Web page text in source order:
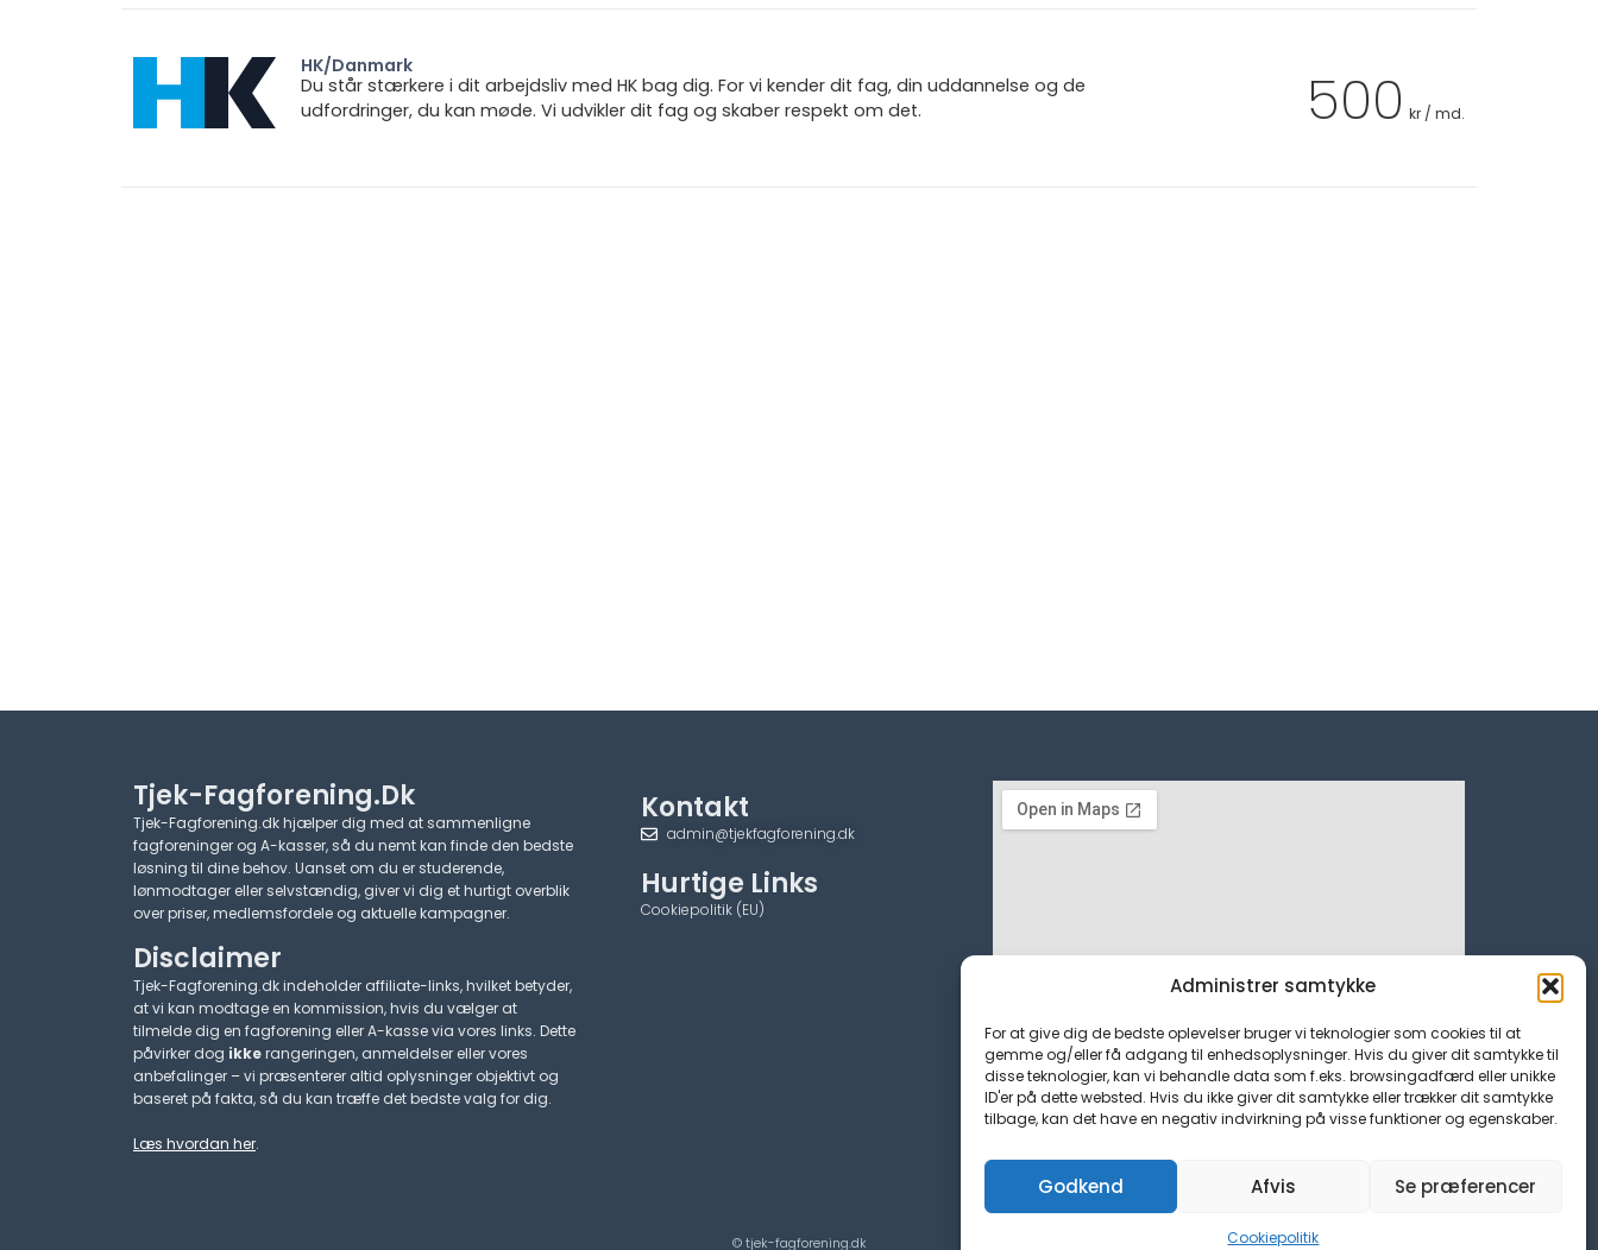
Administrer samtykke
For at give dig de bedste oplevelser bruger vi teknologier som cookies til at
gemme og/eller få adgang til enhedsoplysninger. Hvis du giver dit samtykke til
disse teknologier, kan vi behandle data som f.eks. browsingadfærd eller unikke
ID'er på dette websted. Hvis du ikke giver dit samtykke eller trækker dit samtykke
tilbage, kan det have en negativ indvirkning på visse funktioner og egenskaber.
Godkend Afvis Se præferencer
Cookiepolitik
HK/Danmark
Du står stærkere i dit arbejdsliv med HK bag dig. For vi kender dit fag, din uddannelse og de
udfordringer, du kan møde. Vi udvikler dit fag og skaber respekt om det.
500 kr / md.
Tjek-Fagforening.dk
Tjek-Fagforening.dk hjælper dig med at sammenligne
fagforeninger og A-kasser, så du nemt kan finde den bedste
løsning til dine behov. Uanset om du er studerende,
lønmodtager eller selvstændig, giver vi dig et hurtigt overblik
over priser, medlemsfordele og aktuelle kampagner.​
Disclaimer
Tjek-Fagforening.dk indeholder affiliate-links, hvilket betyder,
at vi kan modtage en kommission, hvis du vælger at
tilmelde dig en fagforening eller A-kasse via vores links. Dette
påvirker dog ikkerangeringen, anmeldelser eller vores
anbefalinger – vi præsenterer altid oplysninger objektivt og
baseret på fakta, så du kan træffe det bedste valg for dig.
Læs hvordan her.
Kontakt
admin@tjekfagforening.dk
Hurtige Links
Cookiepolitik (EU)
© tjek-fagforening.dk